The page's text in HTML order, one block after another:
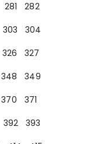
281
282
303
304
326
327
348
349
370
371
392
393